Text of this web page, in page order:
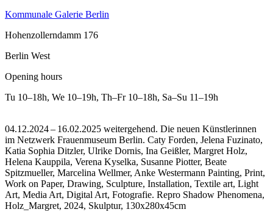
Kommunale Galerie Berlin
Hohenzollerndamm 176
Berlin West
Opening hours
Tu 10–18h, We 10–19h, Th–Fr 10–18h, Sa–Su 11–19h
04.12.2024 – 16.02.2025 weitergehend. Die neuen Künstlerinnen
im Netzwerk Frauenmuseum Berlin. Caty Forden, Jelena Fuzinato,
Katia Sophia Ditzler, Ulrike Dornis, Ina Geißler, Margret Holz,
Helena Kauppila, Verena Kyselka, Susanne Piotter, Beate
Spitzmueller, Marcelina Wellmer, Anke Westermann Painting, Print,
Work on Paper, Drawing, Sculpture, Installation, Textile art, Light
Art, Media Art, Digital Art, Fotografie. Repro Shadow Phenomena,
Holz_Margret, 2024, Skulptur, 130x280x45cm